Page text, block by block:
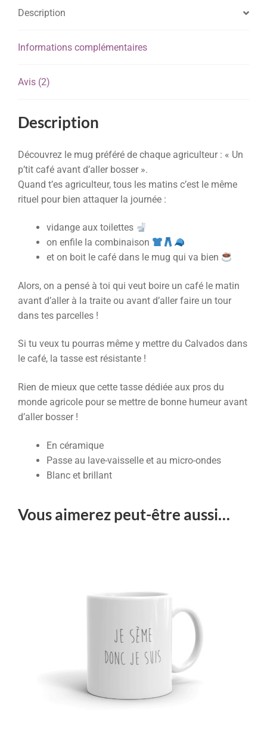
Description
Informations complémentaires
Avis (2)
Description
Découvrez le mug préféré de chaque agriculteur : « Un
p’tit café avant d’aller bosser ».
Quand t’es agriculteur, tous les matins c’est le même
rituel pour bien attaquer la journée :
vidange aux toilettes
on enfile la combinaison
et on boit le café dans le mug qui va bien
Alors, on a pensé à toi qui veut boire un café le matin
avant d’aller à la traite ou avant d’aller faire un tour
dans tes parcelles !
Si tu veux tu pourras même y mettre du Calvados dans
le café, la tasse est résistante !
Rien de mieux que cette tasse dédiée aux pros du
monde agricole pour se mettre de bonne humeur avant
d’aller bosser !
En céramique
Passe au lave-vaisselle et au micro-ondes
Blanc et brillant
Vous aimerez peut-être aussi…